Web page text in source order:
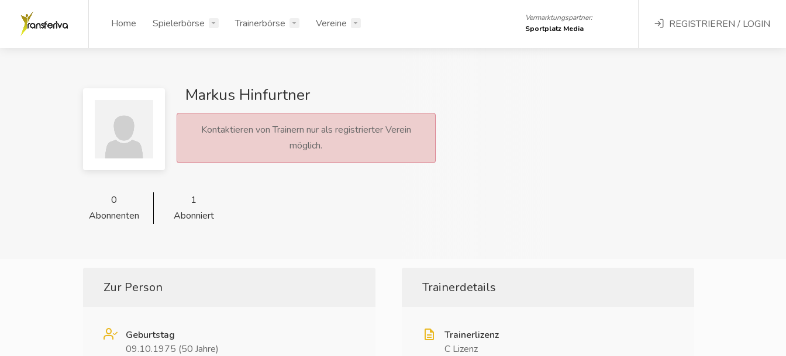
Home Spielerbörse Trainerbörse Vereine
Vermarktungspartner:
Sportplatz Media
REGISTRIEREN / LOGIN
Markus Hinfurtner
Kontaktieren von Trainern nur als registrierter Verein
möglich.
0
Abonnenten
1
Abonniert
Zur Person
Geburtstag
09.10.1975 (50 Jahre)
Trainerdetails
Trainerlizenz
C Lizenz